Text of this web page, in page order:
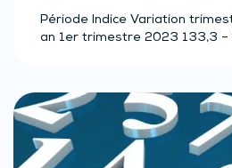
Période Indice Variation
an 1er trimestre 2023 133,3 –